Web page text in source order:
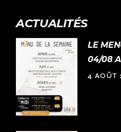
ACTUALITÉS
LE
04/08
4 AOÛT